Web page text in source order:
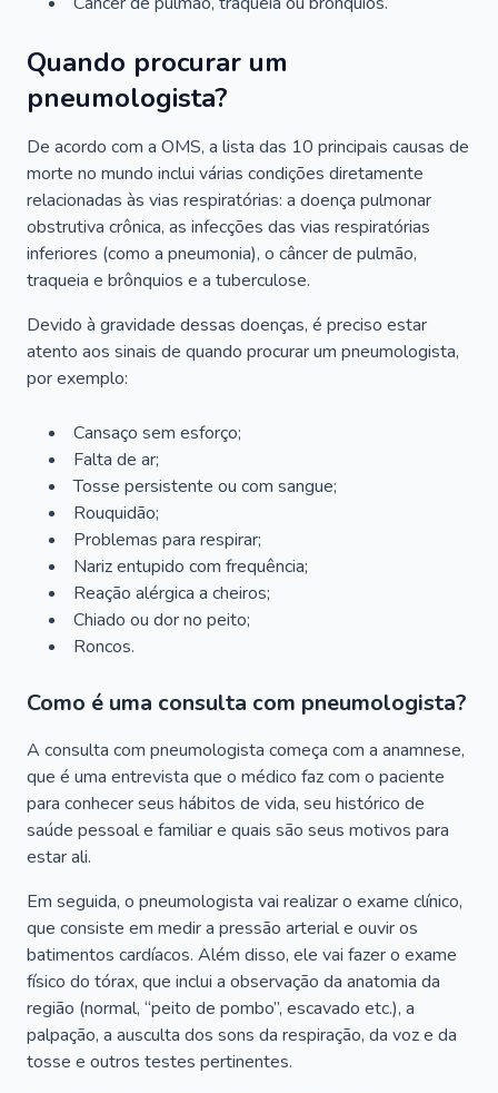
Quando procurar um
pneumologista?
De acordo com a OMS, a lista das 10 principais causas de
morte no mundo inclui várias condições diretamente
relacionadas às vias respiratórias: a doença pulmonar
obstrutiva crônica, as infecções das vias respiratórias
inferiores (como a pneumonia), o câncer de pulmão,
traqueia e brônquios e a tuberculose.
Devido à gravidade dessas doenças, é preciso estar
atento aos sinais de quando procurar um pneumologista,
por exemplo:
Cansaço sem esforço;
Falta de ar;
Tosse persistente ou com sangue;
Rouquidão;
Problemas para respirar;
Nariz entupido com frequência;
Reação alérgica a cheiros;
Chiado ou dor no peito;
Roncos.
Como é uma consulta com pneumologista?
A consulta com pneumologista começa com a anamnese,
que é uma entrevista que o médico faz com o paciente
para conhecer seus hábitos de vida, seu histórico de
saúde pessoal e familiar e quais são seus motivos para
estar ali.
Em seguida, o pneumologista vai realizar o exame clínico,
que consiste em medir a pressão arterial e ouvir os
batimentos cardíacos. Além disso, ele vai fazer o exame
físico do tórax, que inclui a observação da anatomia da
região (normal, “peito de pombo”, escavado etc.), a
palpação, a ausculta dos sons da respiração, da voz e da
tosse e outros testes pertinentes.